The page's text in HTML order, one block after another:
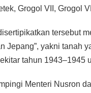
Grogol VII, Grogol
tersebut
Jepang”, yakni tanah
tahun 1943–1945
Menteri Nusron